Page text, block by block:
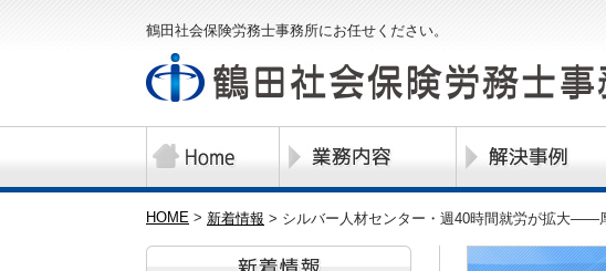
鶴田社会保険労務士事務所にお任せください。
HOME > 新着情報 > シルバー人材センター・週40時間就労が拡大――